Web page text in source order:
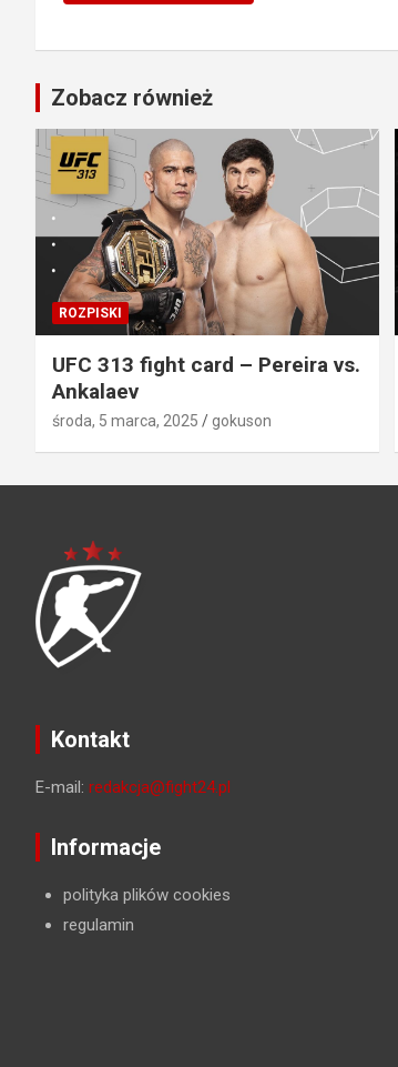
Zobacz również
ROZPISKI
UFC 313 fight card – Pereira vs.
Ankalaev
środa, 5 marca, 2025 gokuson
Kontakt
E-mail: redakcja@fight24.pl
Informacje
polityka plików cookies
regulamin